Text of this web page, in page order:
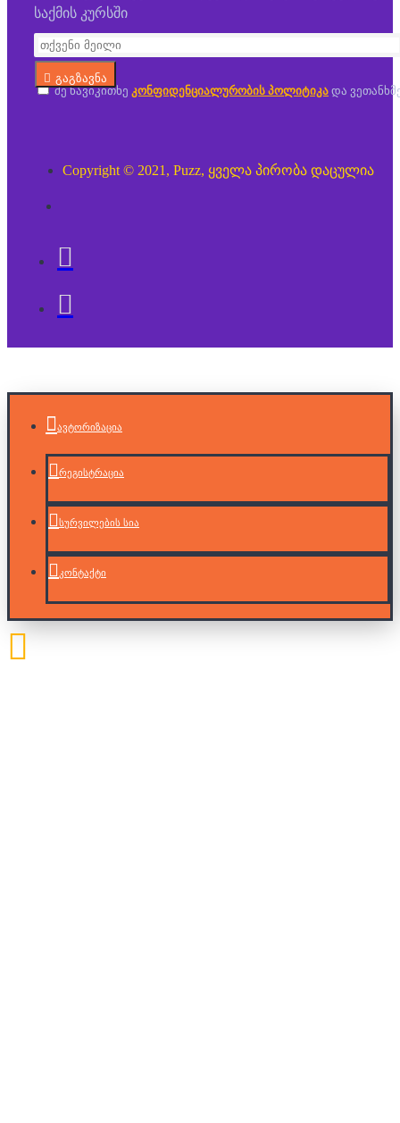
საქმის კურსში
გაგზავნა
მე წავიკითხე კონფიდენციალურობის პოლიტიკა და
Copyright © 2021, Puzz, ყველა პირობა დაცულია
ავტორიზაცია
რეგისტრაცია
სურვილების სია
კონტაქტი